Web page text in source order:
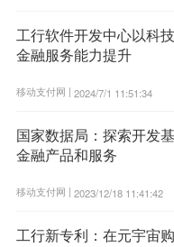
工行软件开发中心以科
金融服务能力提升
移动支付网 | 2024/7/1 11:51:34
国家数据局：探索开发
金融产品和服务
移动支付网 | 2023/12/18 11:41:42
工行新专利：在元宇宙